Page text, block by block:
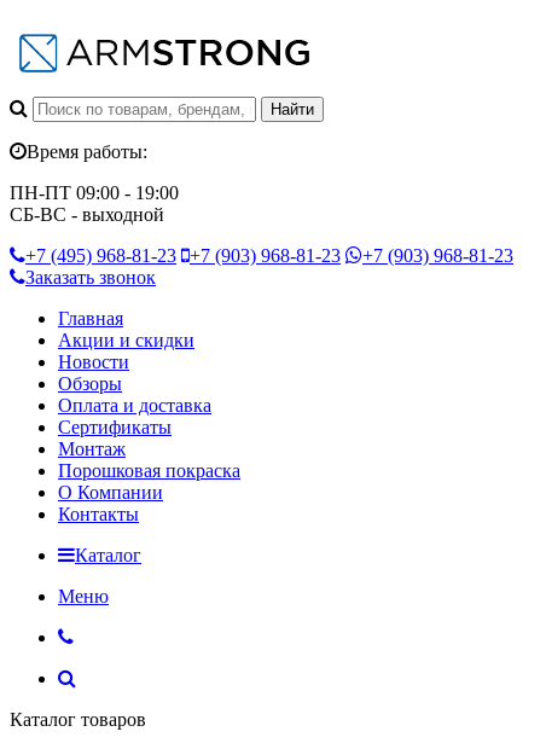
Время работы:
ПН-ПТ 09:00 - 19:00
СБ-ВС - выходной
+7 (495) 968-81-23 +7 (903) 968-81-23 +7 (903) 968-81-23
Заказать звонок
Главная
Акции и скидки
Новости
Обзоры
Оплата и доставка
Сертификаты
Монтаж
Порошковая покраска
О Компании
Контакты
Каталог
Меню
Каталог товаров